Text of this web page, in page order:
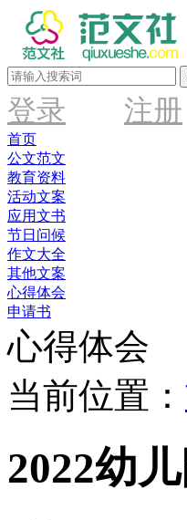
登录 注册
首页
公文范文
教育资料
活动文案
应用文书
节日问候
作文大全
其他文案
心得体会
申请书
心得体会
当前位置：
2022幼